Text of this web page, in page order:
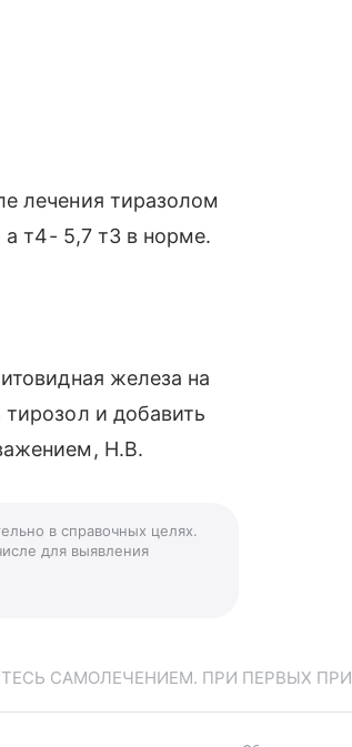
лечения тиразолом
а т4- 5,7 т3 в норме.
железа на
и добавить
Н.В.
в справочных целях.
для выявления
САМОЛЕЧЕНИЕМ. ПРИ ПЕРВЫХ